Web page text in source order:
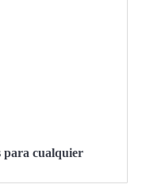
para cualquier